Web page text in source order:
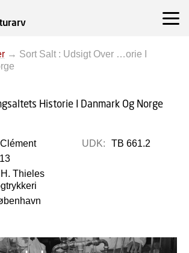
→ Sort Salt : Udsigt Over …orie I
Historie I Danmark Og Norge
H. Thieles
UDK: TB 661.2